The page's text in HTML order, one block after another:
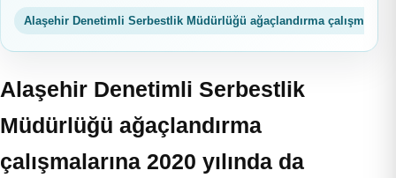
Alaşehir Denetimli Serbestlik Müdürlüğü ağaçlandırma
Alaşehir Denetimli Serbestlik
Müdürlüğü ağaçlandırma
çalışmalarına 2020 yılında da